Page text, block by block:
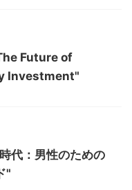
Future of
Investment"
代：男性のための
"